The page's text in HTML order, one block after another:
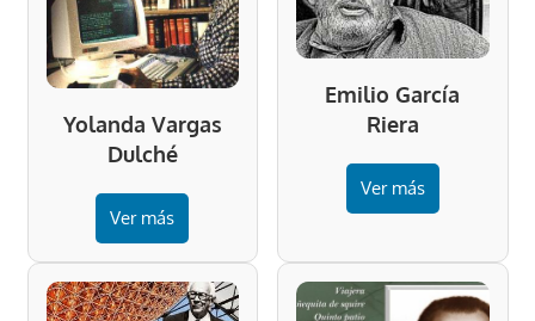
Yolanda Vargas
Dulché
Ver más
Emilio García
Riera
Ver más